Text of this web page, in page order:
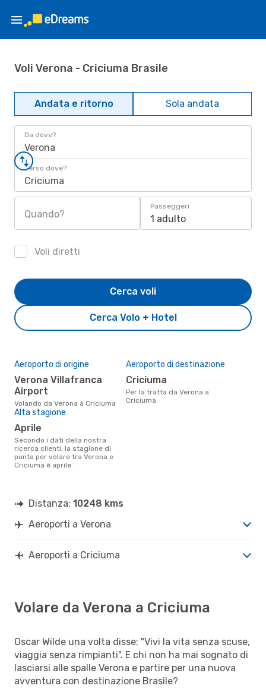
Voli Verona - Criciuma Brasile
Andata e ritorno Sola andata
Da dove?
Verona
Verso dove?
Criciuma
Quando?
Passeggeri
1 adulto
Voli diretti
Cerca Volo + Hotel
Cerca voli
Aeroporto di origine
Verona Villafranca
Airport
Volando da Verona a Criciuma
Aeroporto di destinazione
Criciuma
Per la tratta da Verona a
Criciuma
Alta stagione
aprile
Secondo i dati della nostra
ricerca clienti, la stagione di
punta per volare tra Verona e
Criciuma è aprile .
Distanza: 10248 kms
Aeroporti a Verona
Aeroporti a Criciuma
Volare da Verona a Criciuma
Oscar Wilde una volta disse: "Vivi la vita senza scuse,
viaggia senza rimpianti". E chi non ha mai sognato di
lasciarsi alle spalle Verona e partire per una nuova
avventura con destinazione Brasile?